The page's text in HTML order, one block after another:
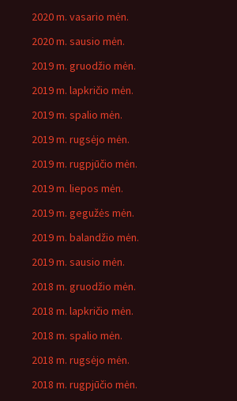
2020 m. vasario mėn.
2020 m. sausio mėn.
2019 m. gruodžio mėn.
2019 m. lapkričio mėn.
2019 m. spalio mėn.
2019 m. rugsėjo mėn.
2019 m. rugpjūčio mėn.
2019 m. liepos mėn.
2019 m. gegužės mėn.
2019 m. balandžio mėn.
2019 m. sausio mėn.
2018 m. gruodžio mėn.
2018 m. lapkričio mėn.
2018 m. spalio mėn.
2018 m. rugsėjo mėn.
2018 m. rugpjūčio mėn.